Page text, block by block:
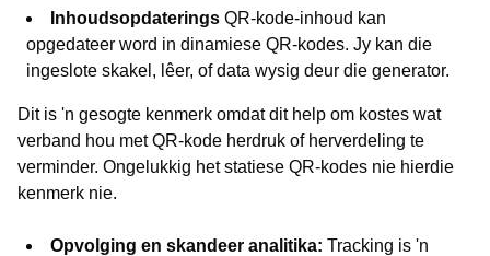
Inhoudsopdaterings QR-kode-inhoud kan
opgedateer word in dinamiese QR-kodes. Jy kan die
ingeslote skakel, lêer, of data wysig deur die generator.
Dit is 'n gesogte kenmerk omdat dit help om kostes wat
verband hou met QR-kode herdruk of herverdeling te
verminder. Ongelukkig het statiese QR-kodes nie hierdie
kenmerk nie.
Opvolging en skandeer analitika: Tracking is 'n